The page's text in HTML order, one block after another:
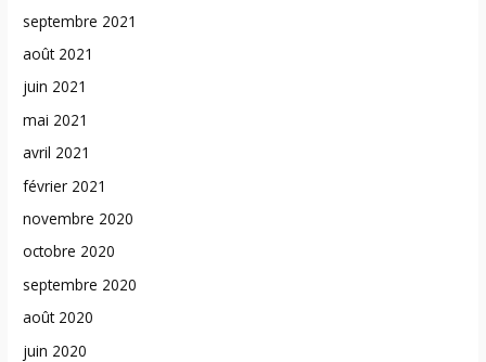
septembre 2021
août 2021
juin 2021
mai 2021
avril 2021
février 2021
novembre 2020
octobre 2020
septembre 2020
août 2020
juin 2020